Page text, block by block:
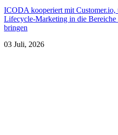
ICODA kooperiert mit Customer.io,
Lifecycle-Marketing in die
bringen
03 Juli, 2026